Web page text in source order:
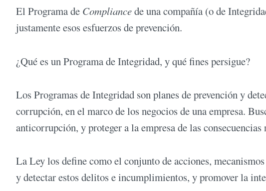
El Programa de Compliancede una compañía (o de
justamente esos esfuerzos de prevención.
¿Qué es un Programa de Integridad, y qué fines persigue?
Los Programas de Integridad son planes de prevención y
corrupción, en el marco de los negocios de una empresa.
anticorrupción, y proteger a la empresa de las consecuencias
La Ley los define como el conjunto de acciones,
y detectar estos delitos e incumplimientos, y promover la